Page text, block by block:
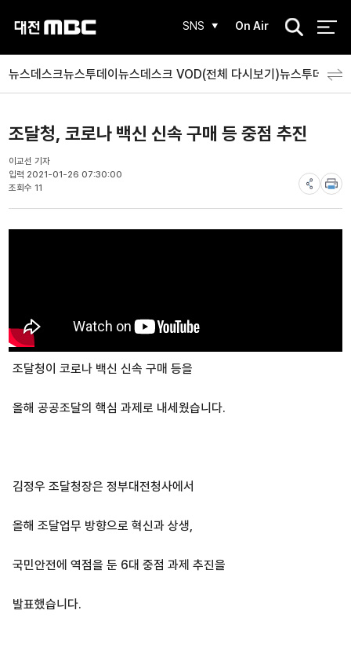
SNS On Air
검
뉴스데스크뉴스투데이뉴스데스크 VOD(전체 다시보기)뉴스투데이
조달청, 코로나 백신 신속 구매 등 중점 추진
이교선 기자
입력 2021-01-26 07:30:00
조회수 11
조달청이 코로나 백신 신속 구매 등을
올해 공공조달의 핵심 과제로 내세웠습니다.
김정우 조달청장은 정부대전청사에서
올해 조달업무 방향으로 혁신과 상생,
국민안전에 역점을 둔 6대 중점 과제 추진을
발표했습니다.